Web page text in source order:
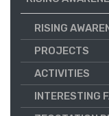
RISING
PROJECTS
ACTIVITIES
INTERESTING